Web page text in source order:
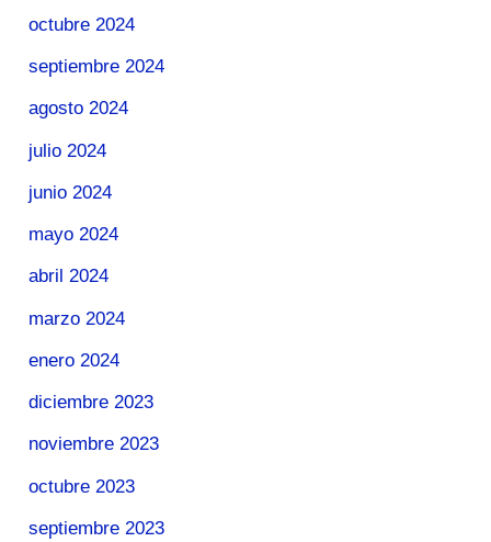
octubre 2024
septiembre 2024
agosto 2024
julio 2024
junio 2024
mayo 2024
abril 2024
marzo 2024
enero 2024
diciembre 2023
noviembre 2023
octubre 2023
septiembre 2023